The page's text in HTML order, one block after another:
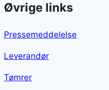
Øvrige links
Pressemeddelelse
Leverandør
Tømrer